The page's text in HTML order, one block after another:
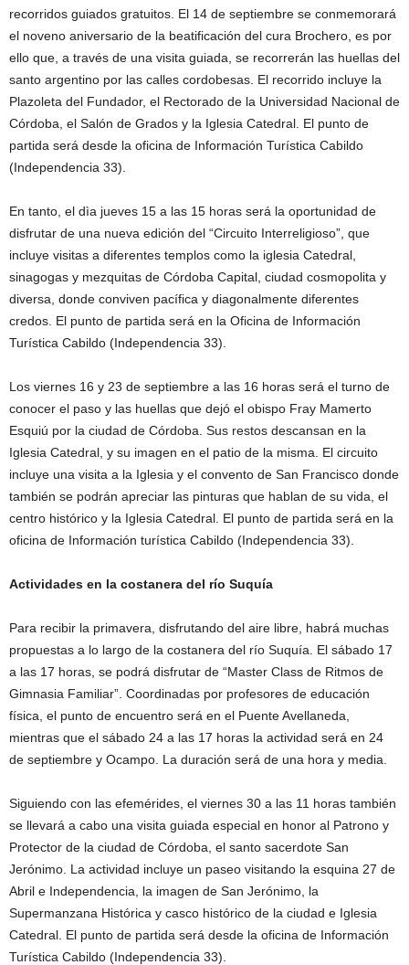
recorridos guiados gratuitos. El 14 de septiembre se conmemorará
el noveno aniversario de la beatificación del cura Brochero, es por
ello que, a través de una visita guiada, se recorrerán las huellas del
santo argentino por las calles cordobesas. El recorrido incluye la
Plazoleta del Fundador, el Rectorado de la Universidad Nacional de
Córdoba, el Salón de Grados y la Iglesia Catedral. El punto de
partida será desde la oficina de Información Turística Cabildo
(Independencia 33).
En tanto, el dìa jueves 15 a las 15 horas será la oportunidad de
disfrutar de una nueva edición del “Circuito Interreligioso”, que
incluye visitas a diferentes templos como la iglesia Catedral,
sinagogas y mezquitas de Córdoba Capital, ciudad cosmopolita y
diversa, donde conviven pacífica y diagonalmente diferentes
credos. El punto de partida será en la Oficina de Información
Turística Cabildo (Independencia 33).
Los viernes 16 y 23 de septiembre a las 16 horas será el turno de
conocer el paso y las huellas que dejó el obispo Fray Mamerto
Esquiú por la ciudad de Córdoba. Sus restos descansan en la
Iglesia Catedral, y su imagen en el patio de la misma. El circuito
incluye una visita a la Iglesia y el convento de San Francisco donde
también se podrán apreciar las pinturas que hablan de su vida, el
centro histórico y la Iglesia Catedral. El punto de partida será en la
oficina de Información turística Cabildo (Independencia 33).
Actividades en la costanera del río Suquía
Para recibir la primavera, disfrutando del aire libre, habrá muchas
propuestas a lo largo de la costanera del río Suquía. El sábado 17
a las 17 horas, se podrá disfrutar de “Master Class de Ritmos de
Gimnasia Familiar”. Coordinadas por profesores de educación
física, el punto de encuentro será en el Puente Avellaneda,
mientras que el sábado 24 a las 17 horas la actividad será en 24
de septiembre y Ocampo. La duración será de una hora y media.
Siguiendo con las efemérides, el viernes 30 a las 11 horas también
se llevará a cabo una visita guiada especial en honor al Patrono y
Protector de la ciudad de Córdoba, el santo sacerdote San
Jerónimo. La actividad incluye un paseo visitando la esquina 27 de
Abril e Independencia, la imagen de San Jerónimo, la
Supermanzana Histórica y casco histórico de la ciudad e Iglesia
Catedral. El punto de partida será desde la oficina de Información
Turística Cabildo (Independencia 33).